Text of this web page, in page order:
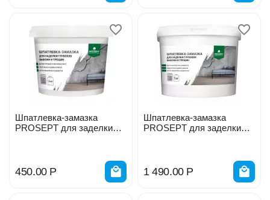
Шпатлевка-замазка
PROSEPT для заделки
450.00 Р
Шпатлевка-замазка
PROSEPT для заделки
1 490.00 Р